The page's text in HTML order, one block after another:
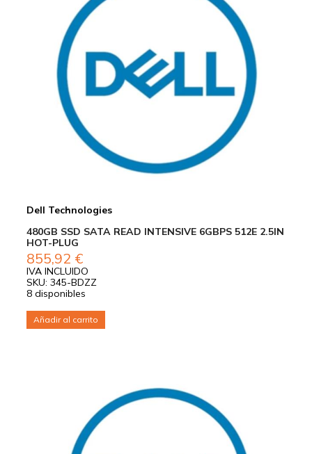
Dell Technologies
480GB SSD SATA READ INTENSIVE 6GBPS 512E 2.5IN
HOT-PLUG
855,92 €
IVA INCLUIDO
SKU: 345-BDZZ
8 disponibles
Añadir al carrito